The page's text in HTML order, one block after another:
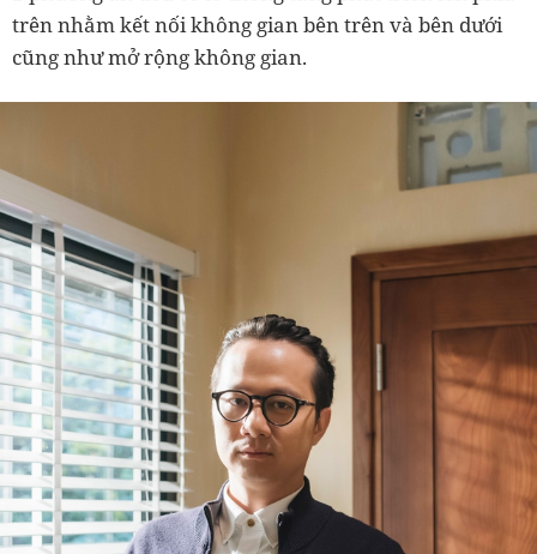
trên nhằm kết nối không gian bên trên và bên dưới
cũng như mở rộng không gian.